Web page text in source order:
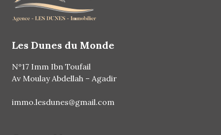
Les Dunes du Monde
immo.lesdunes@gmail.com
N°17 Imm Ibn Toufail
Av Moulay Abdellah – Agadir